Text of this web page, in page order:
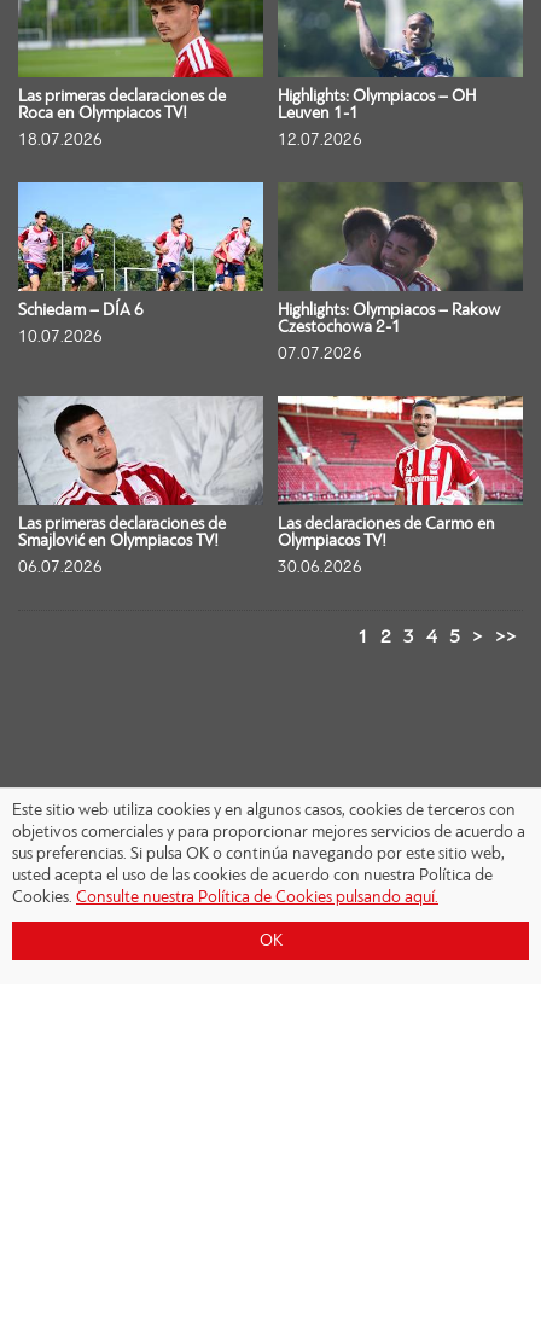
Las primeras declaraciones de
Roca en Olympiacos TV!
18.07.2026
Highlights: Olympiacos – OH
Leuven 1-1
12.07.2026
Schiedam – DÍA 6
10.07.2026
Highlights: Olympiacos – Rakow
Czestochowa 2-1
07.07.2026
Las primeras declaraciones de
Smajlović en Olympiacos TV!
06.07.2026
Las declaraciones de Carmo en
Olympiacos TV!
30.06.2026
1 2 3 4 5 > >>
Este sitio web utiliza cookies y en algunos casos, cookies de terceros con
objetivos comerciales y para proporcionar mejores servicios de acuerdo a
sus preferencias. Si pulsa OK o continúa navegando por este sitio web,
usted acepta el uso de las cookies de acuerdo con nuestra Política de
Cookies. Consulte nuestra Política de Cookies pulsando aquí.
OK